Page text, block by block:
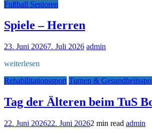
Fußball Senioren
Spiele – Herren
23. Juni 20267. Juli 2026 admin
weiterlesen
Rehabilitationssport Turnen &
Tag der Älteren beim TuS
22. Juni 202622. Juni 20262 min read admin